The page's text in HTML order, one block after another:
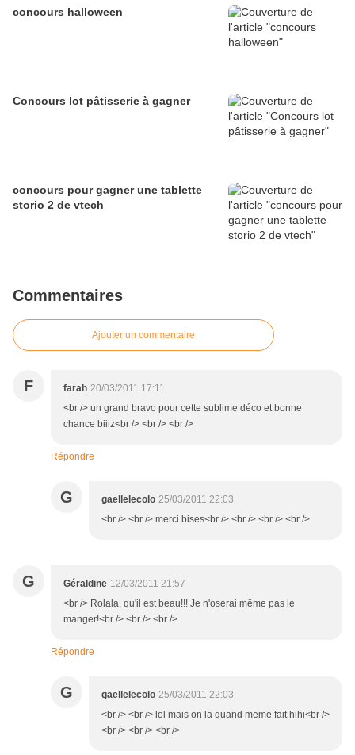
concours halloween
Concours lot pâtisserie à gagner
concours pour gagner une tablette
storio 2 de vtech
Commentaires
Ajouter un commentaire
F farah 20/03/2011 17:11
<br /> un grand bravo pour cette sublime déco et bonne
chance biiiz<br /> <br /> <br />
Répondre
G gaellelecolo 25/03/2011 22:03
<br /> <br /> merci bises<br /> <br /> <br /> <br />
G Géraldine 12/03/2011 21:57
<br /> Rolala, qu'il est beau!!! Je n'oserai même pas le
manger!<br /> <br /> <br />
Répondre
G gaellelecolo 25/03/2011 22:03
<br /> <br /> lol mais on la quand meme fait hihi<br />
<br /> <br /> <br />